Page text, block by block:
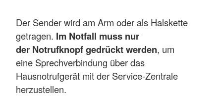
Der Sender wird am Arm oder als Halskette
getragen. Im Notfall muss nur
der Notrufknopf gedrückt werden, um
eine Sprechverbindung über das
Hausnotrufgerät mit der Service-Zentrale
herzustellen.